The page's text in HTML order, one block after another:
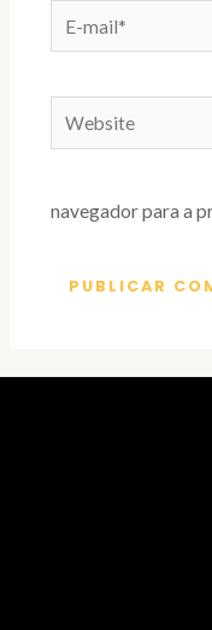
E-
mail*
Website
navegador para a